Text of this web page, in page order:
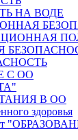
НА ВОДЕ
С ОО
В ОО
здоровья